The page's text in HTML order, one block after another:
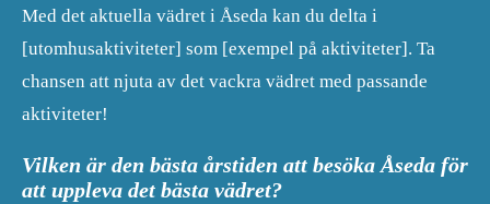
Med det aktuella vädret i Åseda kan du delta i
[utomhusaktiviteter] som [exempel på aktiviteter]. Ta
chansen att njuta av det vackra vädret med passande
aktiviteter!
Vilken är den bästa årstiden att besöka Åseda för
att uppleva det bästa vädret?